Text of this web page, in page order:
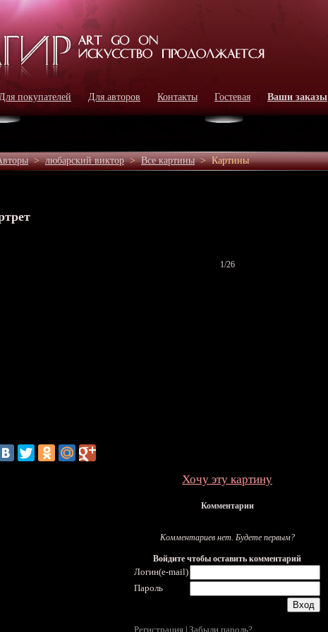
покупателей Для авторов Контакты Гостевая Ваши заказы
>любарский виктор>Все картины>Картины
1/26
Хочу эту картину
Комментарии
Комментариев нет. Будете первым?
Войдите чтобы оставить комментарий
Логин(e-mail)
Пароль
Регистрация Забыли пароль?